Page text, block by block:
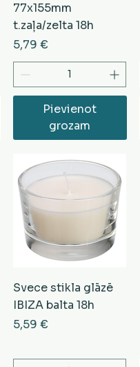
77x155mm
t.zaļa/zelta 18h
Cena
5,79 €
Pievienot
grozam
Svece stikla glāzē
IBIZA balta 18h
Cena
5,59 €